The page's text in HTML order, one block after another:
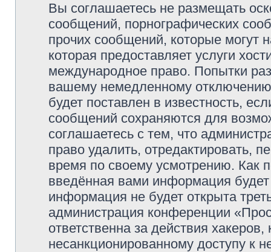
Вы соглашаетесь не размещать
сообщений, порнографических
прочих сообщений, которые могут
которая предоставляет услуги
международное право. Попытки
вашему немедленному
будет поставлен в известность,
сообщений сохраняются для
соглашаетесь с тем, что
право удалить, отредактировать,
время по своему усмотрению. Как
введённая вами информация
информация не будет открыта
администрация конференции
ответственна за действия
несанкционированному доступу к